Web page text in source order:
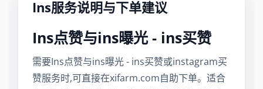
Ins服务说明与下单建议
Ins点赞与ins曝光 - ins买赞
需要Ins点赞与ins曝光 - ins买赞或instagram买
赞服务时,可直接在xifarm.com自助下单。适合